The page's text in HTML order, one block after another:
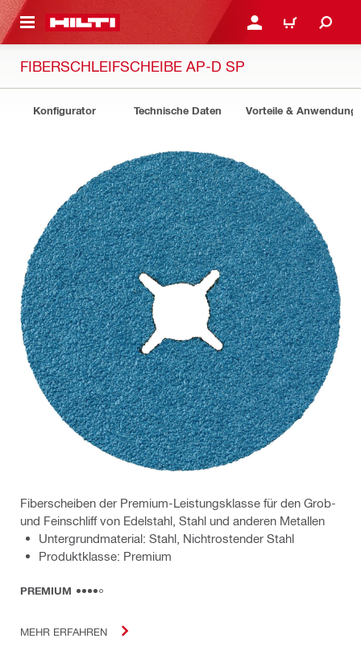
ANMELDEN ODER
WARENKORB
FIBERSCHLEIFSCHEIBE AP-D SP
Konfigurator Technische Daten Vorteile &
Fiberscheiben der Premium-Leistungsklasse für den Grob-
und Feinschliff von Edelstahl, Stahl und anderen Metallen
Untergrundmaterial: Stahl, Nichtrostender Stahl
Produktklasse: Premium
PREMIUM
MEHR ERFAHREN